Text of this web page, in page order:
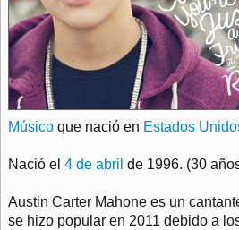
Músico que nació en Estados
Nació el 4 de abril de 1996. (30
Austin Carter Mahone es un
se hizo popular en 2011 debido a